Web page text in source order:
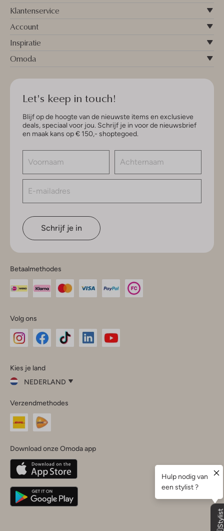
Klantenservice
Account
Inspiratie
Omoda
Let's keep in touch!
Blijf op de hoogte van de nieuwste items en exclusieve
deals, speciaal voor jou. Schrijf je in voor de nieuwsbrief
en maak kans op € 150,- shoptegoed.
Schrijf je in
Betaalmethodes
Volg ons
InstagramFacebook
Kies je land
NEDERLAND
je
land
Nederland
Belgique(Français)
Deutschland
Verzendmethodes
Download onze Omoda app